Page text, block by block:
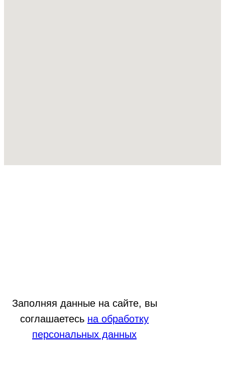
Заполняя данные на сайте, вы
соглашаетесь на обработку
персональных данных